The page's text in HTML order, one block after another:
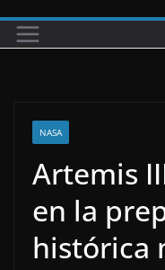
NASA
Artemis
en la
histórica